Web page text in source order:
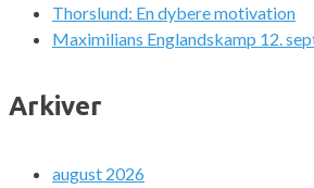
Thorslund: En dybere motivation
Maximilians Englandskamp 12.
Arkiver
august 2026